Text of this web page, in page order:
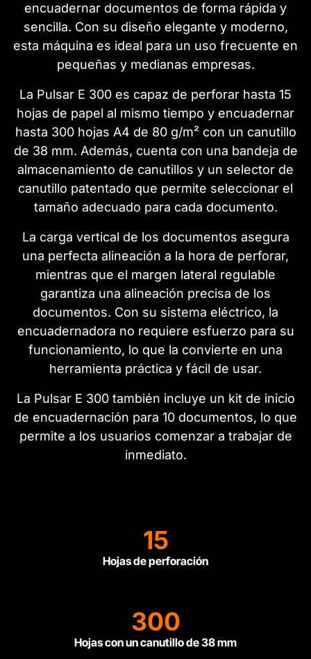
encuadernar documentos de forma rápida y
sencilla. Con su diseño elegante y moderno,
esta máquina es ideal para un uso frecuente en
pequeñas y medianas empresas.
La Pulsar E 300 es capaz de perforar hasta 15
hojas de papel al mismo tiempo y encuadernar
hasta 300 hojas A4 de 80 g/m² con un canutillo
de 38 mm. Además, cuenta con una bandeja de
almacenamiento de canutillos y un selector de
canutillo patentado que permite seleccionar el
tamaño adecuado para cada documento.
La carga vertical de los documentos asegura
una perfecta alineación a la hora de perforar,
mientras que el margen lateral regulable
garantiza una alineación precisa de los
documentos. Con su sistema eléctrico, la
encuadernadora no requiere esfuerzo para su
funcionamiento, lo que la convierte en una
herramienta práctica y fácil de usar.
La Pulsar E 300 también incluye un kit de inicio
de encuadernación para 10 documentos, lo que
permite a los usuarios comenzar a trabajar de
inmediato.
15
Hojas de perforación
300
Hojas con un canutillo de 38 mm